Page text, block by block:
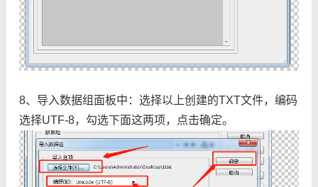
8、导入数据组面板中：选择以上创建的TXT文件，编码
选择UTF-8，勾选下面这两项，点击确定。